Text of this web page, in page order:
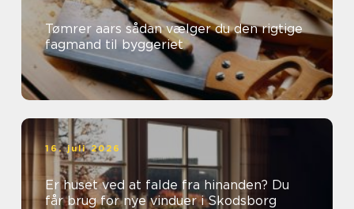
Tømrer aars sådan vælger du den rigtige
fagmand til byggeriet
16. juli 2026
Er huset ved at falde fra hinanden? Du
får brug for nye vinduer i Skodsborg